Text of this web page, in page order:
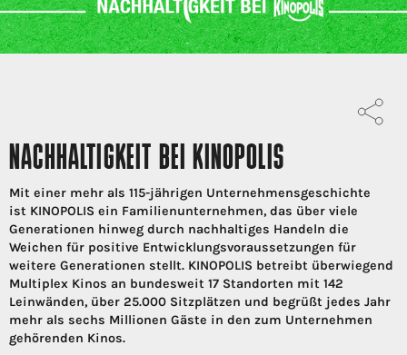
NACHHALTIGKEIT BEI KINOPOLIS
Mit einer mehr als 115-jährigen Unternehmensgeschichte
ist KINOPOLIS ein Familienunternehmen, das über viele
Generationen hinweg durch nachhaltiges Handeln die
Weichen für positive Entwicklungsvoraussetzungen für
weitere Generationen stellt. KINOPOLIS betreibt überwiegend
Multiplex Kinos an bundesweit 17 Standorten mit 142
Leinwänden, über 25.000 Sitzplätzen und begrüßt jedes Jahr
mehr als sechs Millionen Gäste in den zum Unternehmen
gehörenden Kinos.